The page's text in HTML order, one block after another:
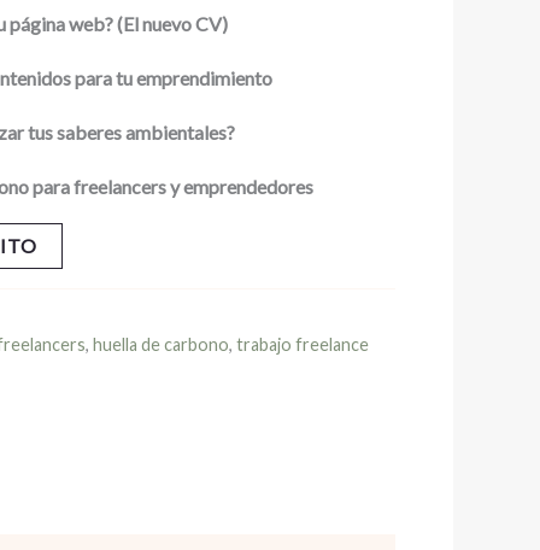
página web? (El nuevo CV)
para tu emprendimiento
tus saberes ambientales?
para freelancers y emprendedores
,huella de carbono,trabajo freelance